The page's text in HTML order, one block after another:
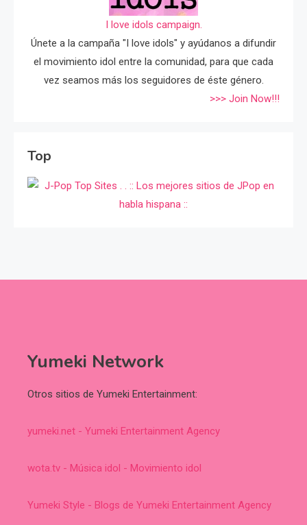
I love idols campaign.
Únete a la campaña "I love idols" y ayúdanos a difundir
el movimiento idol entre la comunidad, para que cada
vez seamos más los seguidores de éste género.
>>> Join Now!!!
Top
Yumeki Network
Otros sitios de Yumeki Entertainment:
yumeki.net - Yumeki Entertainment Agency
wota.tv - Música idol - Movimiento idol
Yumeki Style - Blogs de Yumeki Entertainment Agency